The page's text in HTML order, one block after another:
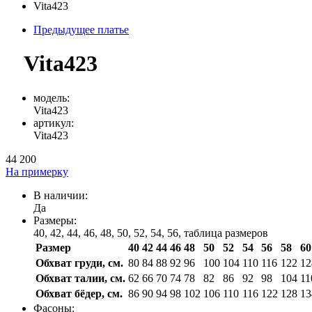
Vita423
Предыдущее платье
Vita423
модель:
Vita423
артикул:
Vita423
44 200
На примерку
В наличии:
Да
Размеры:
40, 42, 44, 46, 48, 50, 52, 54, 56, таблица размеров
Размер
40 42 44 46 48 50 52 54 56 58
60
Обхват груди, см. 80 84 88 92 96 100 104 110 116 122
Обхват талии, см. 62 66 70 74 78 82 86 92 98 104
Обхват бёдер, см. 86 90 94 98 102 106 110 116 122 128
Фасоны: